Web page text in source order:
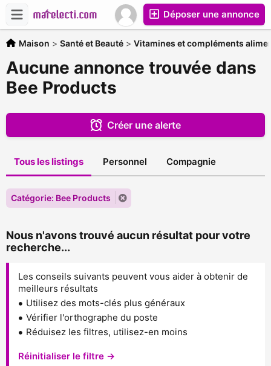
Déposer une annonce
Maison > Santé et Beauté > Vitamines et compléments
Aucune annonce trouvée dans
Bee Products
Créer une alerte
Tous les listings Personnel Compagnie
Catégorie: Bee Products
Nous n'avons trouvé aucun résultat pour votre
recherche...
Les conseils suivants peuvent vous aider à obtenir de
meilleurs résultats
Utilisez des mots-clés plus généraux
Vérifier l'orthographe du poste
Réduisez les filtres, utilisez-en moins
Réinitialiser le filtre →